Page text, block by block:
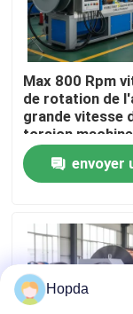
Visite de
Contrôle de la
Nous contacter
Les affaires
Demandez un
Max 800 Rpm
de rotation de
grande vitesse
torsion
jonction
1250 bobines
applicables
envoyer
Hopda